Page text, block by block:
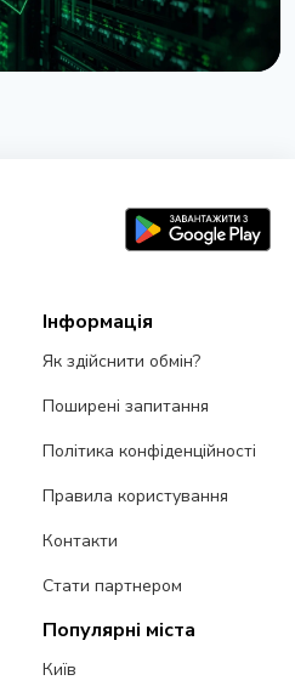
Інформація
Як здійснити обмін?
Поширені запитання
Політика конфіденційності
Правила користування
Контакти
Стати партнером
Популярні міста
Київ